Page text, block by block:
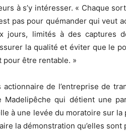
à s’y intéresser. « Chaque
pas pour quémander qui veut
jours, limités à des captures
la qualité et éviter que le
pour être rentable. »
de l’entreprise de
Madelipêche qui détient une
à une levée du moratoire sur
la démonstration qu’elles sont